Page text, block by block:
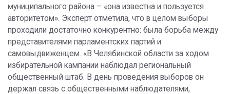
муниципального района – «она известна и пользуется
авторитетом». Эксперт отметила, что в целом выборы
проходили достаточно конкурентно: была борьба между
представителями парламентских партий и
самовыдвиженцем. «В Челябинской области за ходом
избирательной кампании наблюдал региональный
общественный штаб. В день проведения выборов он
держал связь с общественными наблюдателями,